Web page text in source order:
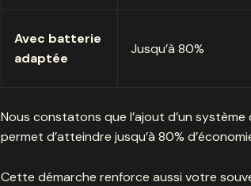
Avec batterie
adaptée
Jusqu’à 80%
Nous constatons que l’ajout d’un système
permet d’atteindre jusqu’à 80%
Cette démarche renforce aussi votre